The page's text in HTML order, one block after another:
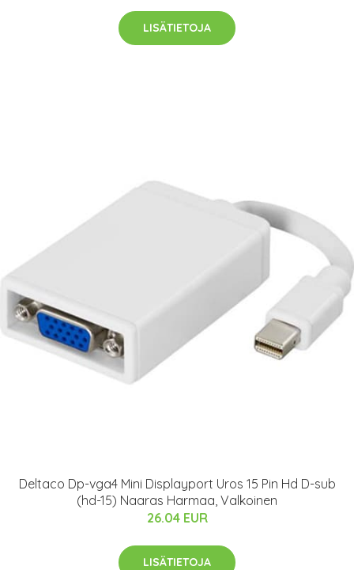
LISÄTIETOJA
Deltaco Dp-vga4 Mini Displayport Uros 15 Pin Hd D-sub
(hd-15) Naaras Harmaa, Valkoinen
26.04 EUR
LISÄTIETOJA